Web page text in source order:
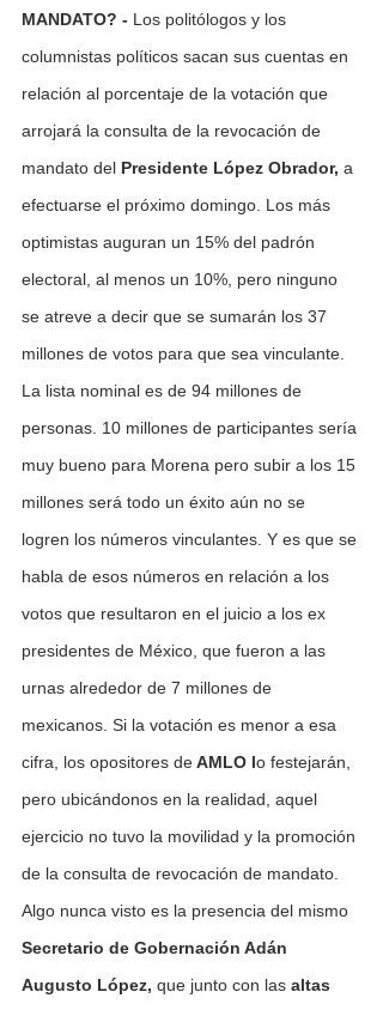
MANDATO? - Los politólogos y los
columnistas políticos sacan sus cuentas en
relación al porcentaje de la votación que
arrojará la consulta de la revocación de
mandato del Presidente López Obrador, a
efectuarse el próximo domingo. Los más
optimistas auguran un 15% del padrón
electoral, al menos un 10%, pero ninguno
se atreve a decir que se sumarán los 37
millones de votos para que sea vinculante.
La lista nominal es de 94 millones de
personas. 10 millones de participantes sería
muy bueno para Morena pero subir a los 15
millones será todo un éxito aún no se
logren los números vinculantes. Y es que se
habla de esos números en relación a los
votos que resultaron en el juicio a los ex
presidentes de México, que fueron a las
urnas alrededor de 7 millones de
mexicanos. Si la votación es menor a esa
cifra, los opositores de AMLO lo festejarán,
pero ubicándonos en la realidad, aquel
ejercicio no tuvo la movilidad y la promoción
de la consulta de revocación de mandato.
Algo nunca visto es la presencia del mismo
Secretario de Gobernación Adán
Augusto López, que junto con las altas